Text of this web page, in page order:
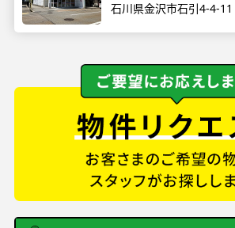
石川県金沢市石引4-4-11